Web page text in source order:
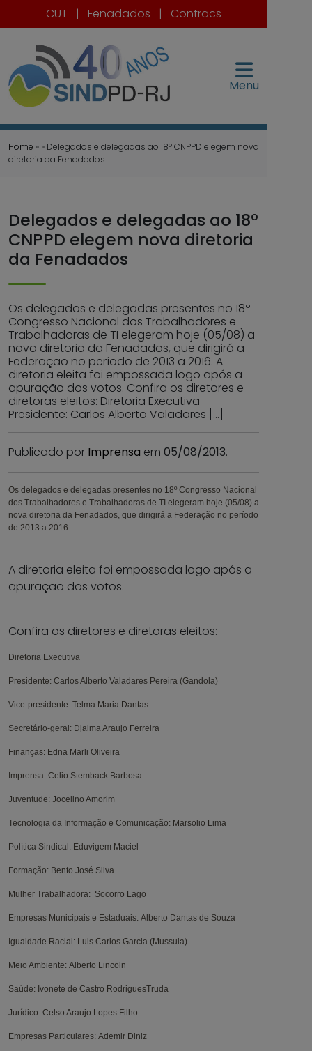
CUT | Fenadados | Contracs
Menu
Home » » Delegados e delegadas ao 18º CNPPD elegem nova
diretoria da Fenadados
Delegados e delegadas ao 18º
CNPPD elegem nova diretoria
da Fenadados
Os delegados e delegadas presentes no 18º
Congresso Nacional dos Trabalhadores e
Trabalhadoras de TI elegeram hoje (05/08) a
nova diretoria da Fenadados, que dirigirá a
Federação no período de 2013 a 2016. A
diretoria eleita foi empossada logo após a
apuração dos votos. Confira os diretores e
diretoras eleitos: Diretoria Executiva
Presidente: Carlos Alberto Valadares […]
Publicado por Imprensa em 05/08/2013.
Os delegados e delegadas presentes no 18º Congresso Nacional
dos Trabalhadores e Trabalhadoras de TI elegeram hoje (05/08) a
nova diretoria da Fenadados, que dirigirá a Federação no período
de 2013 a 2016.
A diretoria eleita foi empossada logo após a
apuração dos votos.
Confira os diretores e diretoras eleitos:
Diretoria Executiva
Presidente: Carlos Alberto Valadares Pereira (Gandola)
Vice-presidente: Telma Maria Dantas
Secretário-geral : Djalma Araujo Ferreira
Finanças: Edna Marli Oliveira
Imprensa: Celio Stemback Barbosa
Juventude: Jocelino Amorim
Tecnologia da Informação e Comunicação: Marsolio Lima
Política Sindical: Eduvigem Maciel
Formação: Bento José Silva
Mulher Trabalhadora: Socorro Lago
Empresas Municipais e Estaduais: Alberto Dantas de Souza
Igualdade Racial: Luis Carlos Garcia (Mussula)
Meio Ambiente: Alberto Lincoln
Saúde: Ivonete de Castro RodriguesTruda
Jurídico: Celso Araujo Lopes Filho
Empresas Particulares: Ademir Diniz